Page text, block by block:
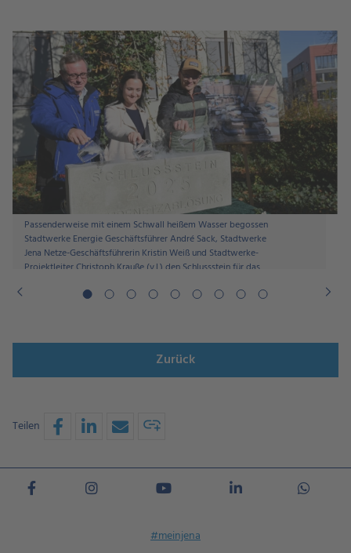
Passenderweise mit einem Schwall heißem Wasser begossen
Stadtwerke Energie Geschäftsführer André Sack, Stadtwerke
Jena Netze-Geschäftsführerin Kristin Weiß und Stadtwerke-
Projektleiter Christoph Krauße (v.l.) den Schlussstein für das
Zurück
Teilen
#meinjena